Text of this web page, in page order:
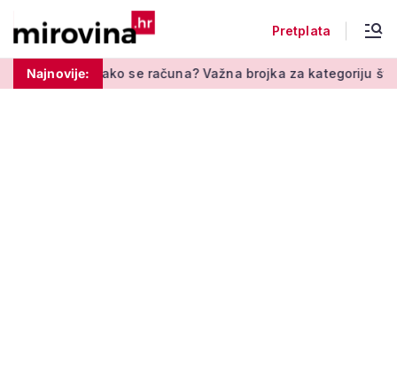
Pretplata
Najnovije:
se računa? Važna brojka za kategoriju štednje u drugom